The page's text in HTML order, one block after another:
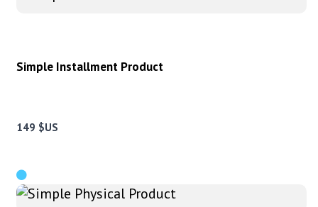
Simple Installment Product
149 $US